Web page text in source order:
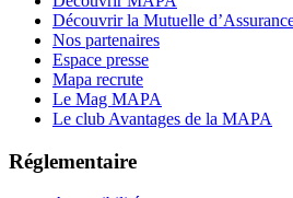
Découvrir la Mutuelle
Nos partenaires
Espace presse
Mapa recrute
Le Mag MAPA
Le club Avantages de la MAPA
Réglementaire